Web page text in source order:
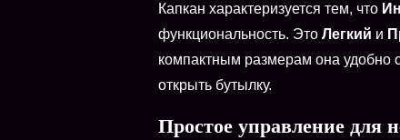
Капкан характеризуется тем, что
функциональность. ЭтоЛегкий и
компактным размерам она удобно
открыть бутылку.
Простое управление для